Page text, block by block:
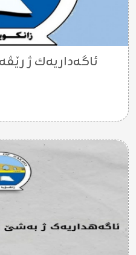
ئاگەداریەك ژ